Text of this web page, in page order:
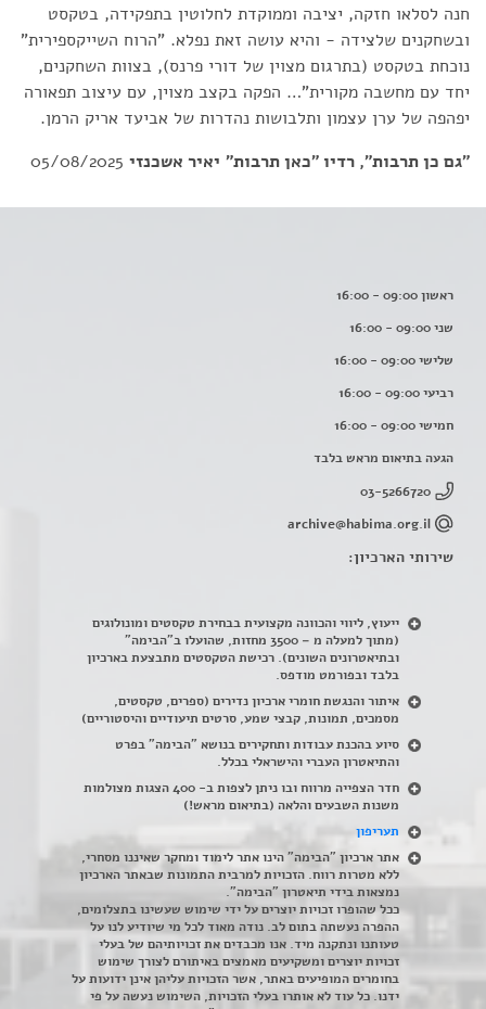
חנה לסלאו חזקה, יציבה וממוקדת לחלוטין בתפקידה, בטקסט
ובשחקנים שלצידה - והיא עושה זאת נפלא. "הרוח השייקספירית"
נוכחת בטקסט (בתרגום מצוין של דורי פרנס), בצוות השחקנים,
יחד עם מחשבה מקורית”… הפקה בקצב מצוין, עם עיצוב תפאורה
יפהפה של ערן עצמון ותלבושות נהדרות של אביעד אריק הרמן.
"גם כן תרבות", רדיו "כאן תרבות" יאיר אשכנזי 05/08/2025
ראשון 09:00 - 16:00
שני 09:00 - 16:00
שלישי 09:00 - 16:00
רביעי 09:00 - 16:00
חמישי 09:00 - 16:00
הגעה בתיאום מראש בלבד
03-5266720
archive@habima.org.il
שירותי הארכיון:
ייעוץ, ליווי והכוונה מקצועית בבחירת טקסטים ומונולוגים
(מתוך למעלה מ – 3500 מחזות, שהועלו ב"הבימה"
ובתיאטרונים השונים). רכישת הטקסטים מתבצעת בארכיון
בלבד ובפורמט מודפס.
איתור והנגשת חומרי ארכיון נדירים (ספרים, טקסטים,
מסמכים, תמונות, קבצי שמע, סרטים תיעודיים והיסטוריים)
סיוע בהכנת עבודות ותחקירים בנושא "הבימה" בפרט
והתיאטרון העברי והישראלי בכלל.
חדר הצפייה מרווח ובו ניתן לצפות ב- 400 הצגות מצולמות
משנות השבעים והלאה (בתיאום מראש!)
תעריפון
אתר ארכיון "הבימה" הינו אתר לימוד ומחקר שאיננו מסחרי,
ללא מטרות רווח. הזכויות למרבית התמונות שבאתר הארכיון
נמצאות בידי תיאטרון "הבימה".
ככל שהופרו זכויות יוצרים על ידי שימוש שעשינו בתצלומים,
ההפרה נעשתה בתום לב. נודה מאוד לכל מי שיודיע לנו על
טעותנו ונתקנה מיד. אנו מכבדים את זכויותיהם של בעלי
זכויות יוצרים ומשקיעים מאמצים באיתורם לצורך שימוש
בחומרים המופיעים באתר, אשר הזכויות עליהן אינן ידועות על
ידנו. כל עוד לא אותרו בעלי הזכויות, השימוש נעשה על פי